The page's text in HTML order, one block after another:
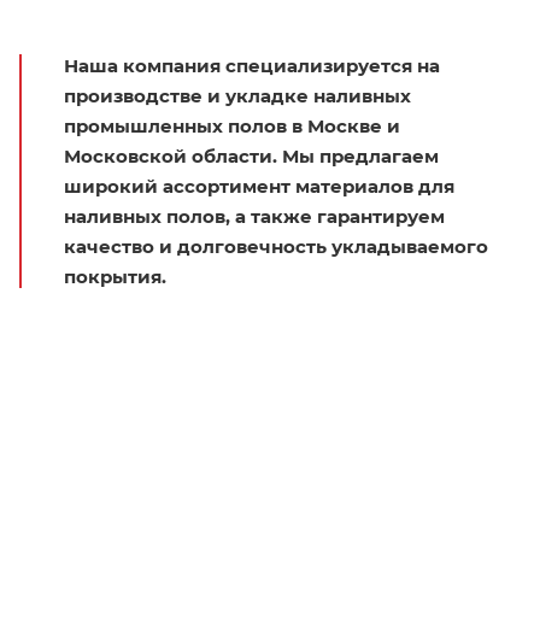
Наша компания специализируется на
производстве и укладке наливных
промышленных полов в Москве и
Московской области. Мы предлагаем
широкий ассортимент материалов для
наливных полов, а также гарантируем
качество и долговечность укладываемого
покрытия.